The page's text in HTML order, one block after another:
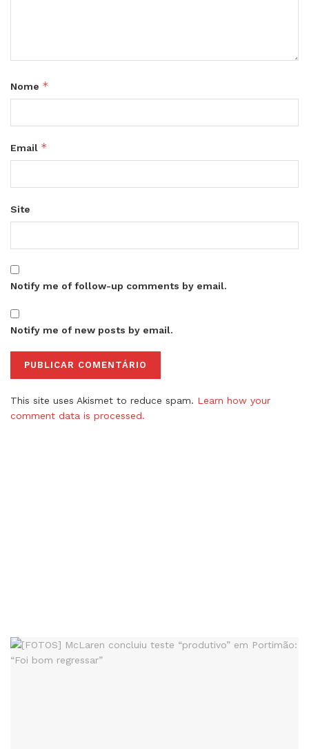
Nome *
Email *
Site
Notify me of follow-up comments by email.
Notify me of new posts by email.
This site uses Akismet to reduce spam. Learn how your
comment data is processed.